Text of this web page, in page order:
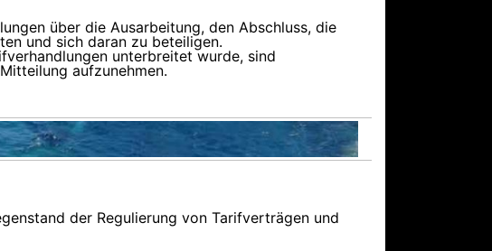
über die Ausarbeitung, den Abschluss, die
und sich daran zu beteiligen.
unterbreitet wurde, sind
aufzunehmen.
der Regulierung von Tarifverträgen und